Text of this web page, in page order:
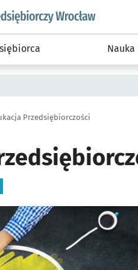
podserwis:
Nauka
Przedsiębiorczości